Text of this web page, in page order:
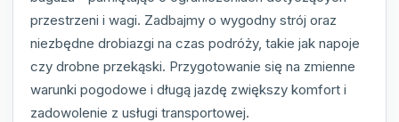
przestrzeni i wagi. Zadbajmy o wygodny strój oraz
niezbędne drobiazgi na czas podróży, takie jak napoje
czy drobne przekąski. Przygotowanie się na zmienne
warunki pogodowe i długą jazdę zwiększy komfort i
zadowolenie z usługi transportowej.